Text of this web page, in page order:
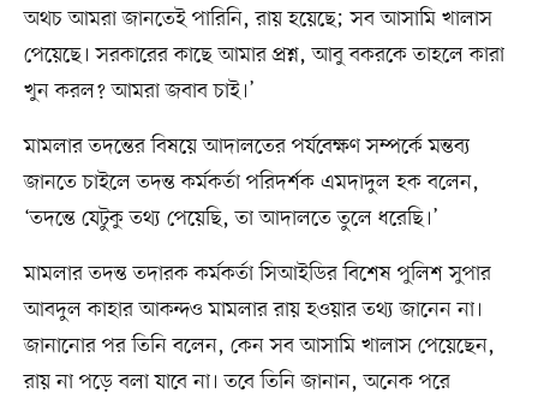
অথচ আমরা জানতেই পারিনি, রায় হয়েছে; সব আসামি খালাস
পেয়েছে। সরকারের কাছে আমার প্রশ্ন, আবু বকরকে তাহলে কারা
খুন করল? আমরা জবাব চাই।’
মামলার তদন্তের বিষয়ে আদালতের পর্যবেক্ষণ সম্পর্কে মন্তব্য
জানতে চাইলে তদন্ত কর্মকর্তা পরিদর্শক এমদাদুল হক বলেন,
‘তদন্তে যেটুকু তথ্য পেয়েছি, তা আদালতে তুলে ধরেছি।’
মামলার তদন্ত তদারক কর্মকর্তা সিআইডির বিশেষ পুলিশ সুপার
আবদুল কাহার আকন্দও মামলার রায় হওয়ার তথ্য জানেন না।
জানানোর পর তিনি বলেন, কেন সব আসামি খালাস পেয়েছেন,
রায় না পড়ে বলা যাবে না। তবে তিনি জানান, অনেক পরে